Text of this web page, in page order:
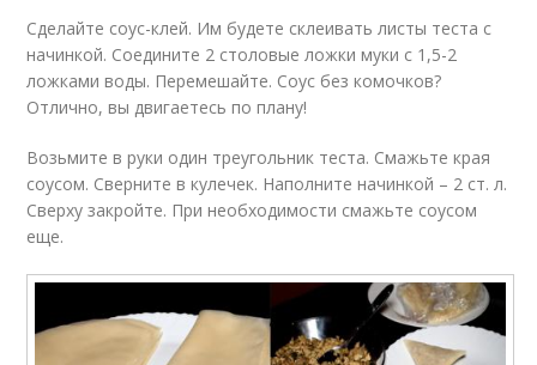
Сделайте соус-клей. Им будете склеивать листы теста с
начинкой. Соедините 2 столовые ложки муки с 1,5-2
ложками воды. Перемешайте. Соус без комочков?
Отлично, вы двигаетесь по плану!
Возьмите в руки один треугольник теста. Смажьте края
соусом. Сверните в кулечек. Наполните начинкой – 2 ст. л.
Сверху закройте. При необходимости смажьте соусом
еще.